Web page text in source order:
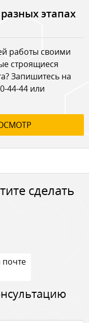
этапах
работы своими
строящиеся
Запишитесь на
44-44 или
сделать